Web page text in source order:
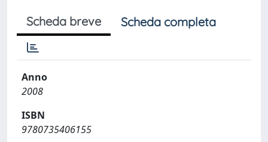
Scheda breve Scheda completa
Anno
2008
ISBN
9780735406155